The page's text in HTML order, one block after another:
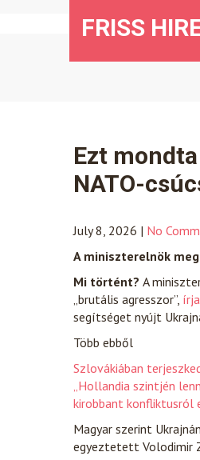
FRISS
Ezt
NATO-
July 8, 2026 | No
A miniszterelnök
Mi történt? A
„brutális agresszor”, írja
segítséget nyújt
Több ebből
Szlovákiában
„Hollandia szintjén
kirobbant konfliktusról
Magyar szerint
egyeztetett Volodimir